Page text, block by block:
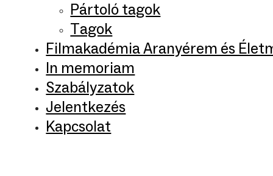
Pártoló tagok
Tagok
Filmakadémia Aranyérem és
In memoriam
Szabályzatok
Jelentkezés
Kapcsolat